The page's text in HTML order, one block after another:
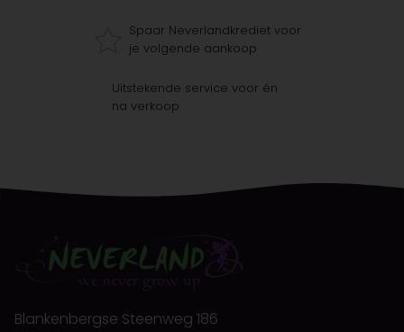
Spaar Neverlandkrediet voor
je volgende aankoop
Uitstekende service voor én
na verkoop
Blankenbergse Steenweg 186